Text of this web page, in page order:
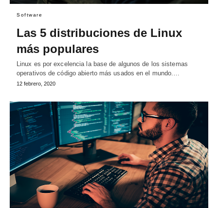
Software
Las 5 distribuciones de Linux
más populares
Linux es por excelencia la base de algunos de los sistemas
operativos de código abierto más usados en el mundo.…
12 febrero, 2020